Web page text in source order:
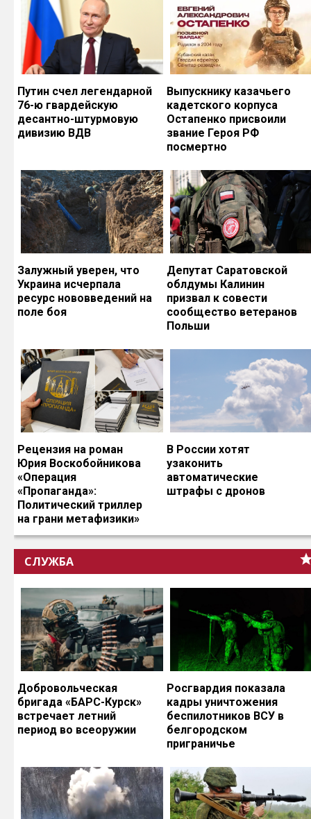
Путин счел легендарной
76-ю гвардейскую
десантно-штурмовую
дивизию ВДВ
Выпускнику казачьего
кадетского корпуса
Остапенко присвоили
звание Героя РФ
посмертно
Залужный уверен, что
Украина исчерпала
ресурс нововведений на
поле боя
Депутат Саратовской
облдумы Калинин
призвал к совести
сообщество ветеранов
Польши
Рецензия на роман
Юрия Воскобойникова
«Операция
«Пропаганда»:
Политический триллер
на грани метафизики»
В России хотят
узаконить
автоматические
штрафы с дронов
СЛУЖБА
Добровольческая
бригада «БАРС-Курск»
встречает летний
период во всеоружии
Росгвардия показала
кадры уничтожения
беспилотников ВСУ в
белгородском
приграничье